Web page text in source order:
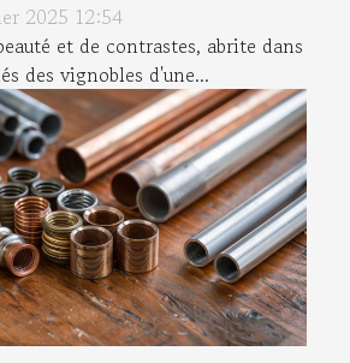
2025 12:54
et de contrastes, abrite dans
des vignobles d'une...